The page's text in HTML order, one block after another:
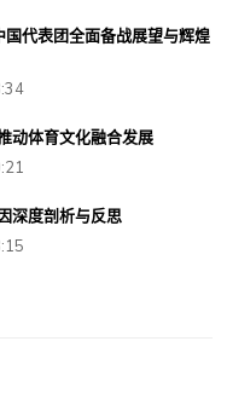
代表团全面备战展望与辉煌
动体育文化融合发展
深度剖析与反思